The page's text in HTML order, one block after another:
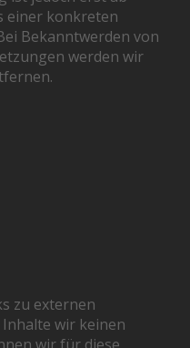
einer konkreten
Bekanntwerden von
werden wir
zu externen
wir keinen